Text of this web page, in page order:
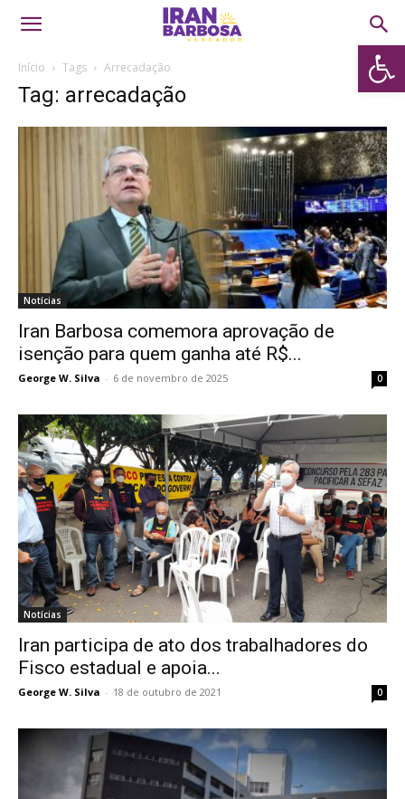
Abrir
Início Tags Arrecadação
Tag: arrecadação
Notícias
Iran Barbosa comemora aprovação de
isenção para quem ganha até R$...
George W. Silva - 6 de novembro de 2025 0
Notícias
Iran participa de ato dos trabalhadores do
Fisco estadual e apoia...
George W. Silva - 18 de outubro de 2021 0